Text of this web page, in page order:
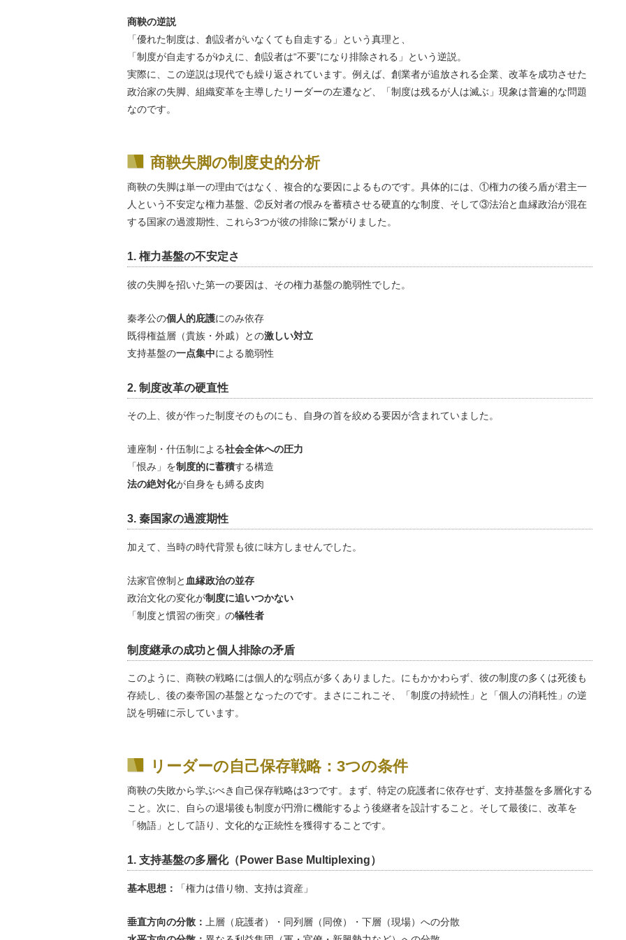
商鞅の逆説
「優れた制度は、創設者がいなくても自走する」という真理と、
「制度が自走するがゆえに、創設者は“不要”になり排除される」という逆説。
実際に、この逆説は現代でも繰り返されています。例えば、創業者が追放される企業、改革を成功させた
政治家の失脚、組織変革を主導したリーダーの左遷など、「制度は残るが人は滅ぶ」現象は普遍的な問題
なのです。
商鞅失脚の制度史的分析
商鞅の失脚は単一の理由ではなく、複合的な要因によるものです。具体的には、①権力の後ろ盾が君主一
人という不安定な権力基盤、②反対者の恨みを蓄積させる硬直的な制度、そして③法治と血縁政治が混在
する国家の過渡期性、これら3つが彼の排除に繋がりました。
1. 権力基盤の不安定さ
彼の失脚を招いた第一の要因は、その権力基盤の脆弱性でした。
秦孝公の個人的庇護にのみ依存
既得権益層（貴族・外戚）との激しい対立
支持基盤の一点集中による脆弱性
2. 制度改革の硬直性
その上、彼が作った制度そのものにも、自身の首を絞める要因が含まれていました。
連座制・什伍制による社会全体への圧力
「恨み」を制度的に蓄積する構造
法の絶対化が自身をも縛る皮肉
3. 秦国家の過渡期性
加えて、当時の時代背景も彼に味方しませんでした。
法家官僚制と 血縁政治の並存
政治文化の変化が制度に追いつかない
「制度と慣習の衝突」の犠牲者
制度継承の成功と個人排除の矛盾
このように、商鞅の戦略には個人的な弱点が多くありました。にもかかわらず、彼の制度の多くは死後も
存続し、後の秦帝国の基盤となったのです。まさにこれこそ、「制度の持続性」と「個人の消耗性」の逆
説を明確に示しています。
リーダーの自己保存戦略：3つの条件
商鞅の失敗から学ぶべき自己保存戦略は3つです。まず、特定の庇護者に依存せず、支持基盤を多層化する
こと。次に、自らの退場後も制度が円滑に機能するよう後継者を設計すること。そして最後に、改革を
「物語」として語り、文化的な正統性を獲得することです。
1. 支持基盤の多層化（Power Base Multiplexing）
基本思想： 「権力は借り物、支持は資産」
垂直方向の分散：
上層（庇護者）・同列層（同僚）・下層（現場）への分散